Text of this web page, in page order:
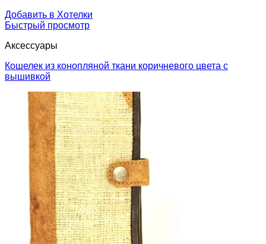
Добавить в Хотелки
Быстрый просмотр
Аксессуары
Кошелек из конопляной ткани коричневого цвета с
вышивкой